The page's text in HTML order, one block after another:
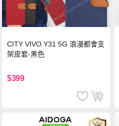
CITY VIVO Y31 5G 浪漫都會支
架皮套-黑色
$399